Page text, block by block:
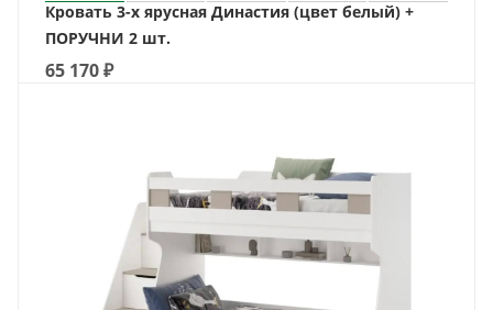
Кровать 3-х ярусная Династия (цвет белый) +
ПОРУЧНИ 2 шт.
65 170₽